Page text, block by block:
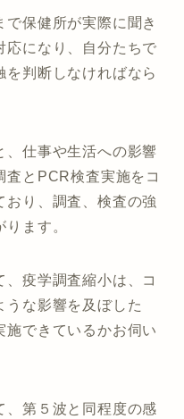
保健所が実際に聞き
応になり、自分たちで
を判断しなければなら
、仕事や生活への影響
査とPCR検査実施をコ
おり、調査、検査の強
ます。
疫学調査縮小は、コ
うな影響を及ぼした
施できているかお伺い
、第５波と同程度の感